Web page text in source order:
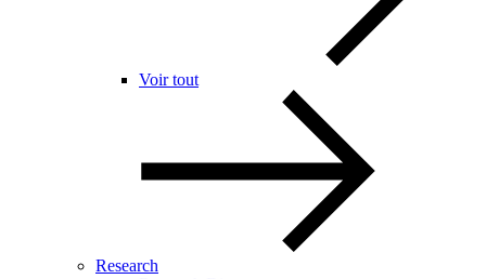
Voir tout
Research